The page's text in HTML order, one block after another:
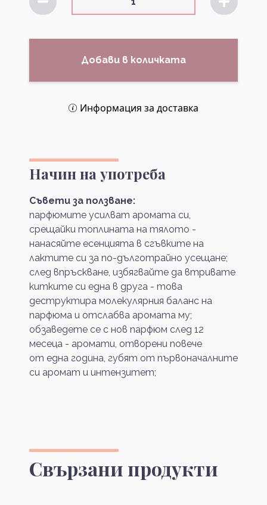
Добави в количката
Информация за доставка
Начин на употреба
Съвети за ползване:
парфюмите усилват аромата си,
срещайки топлината на тялото -
нанасяйте есенцията в сгъвките на
лактите си за по-дълготрайно усещане;
след впръскване, избягвайте да втривате
китките си една в друга - това
деструктира молекулярния баланс на
парфюма и отслабва аромата му;
обзаведете се с нов парфюм след 12
месеца - аромати, отворени повече
от една година, губят от първоначалните
си аромат и интензитет;
Свързани продукти